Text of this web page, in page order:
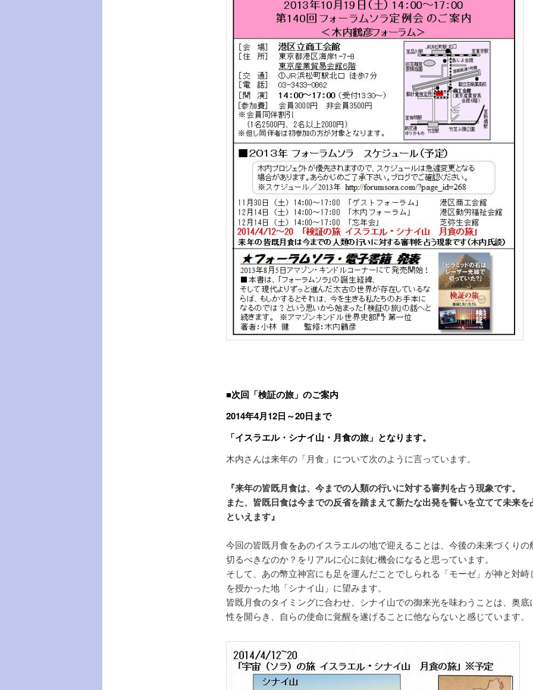
■次回「検証の旅」のご案内
2014年4月12日～20日まで
「イスラエル・シナイ山・月食の旅」となります。
木内さんは来年の「月食」について次のように言っています。
『来年の皆既月食は、今までの人類の行いに対する審判を占う現象です。
また、皆既日食は今までの反省を踏まえて新たな出発を誓いを立てて未来を
といえます』
今回の皆既月食をあのイスラエルの地で迎えることは、今後の未来づくりの
切るべきなのか？をリアルに心に刻む機会になると思っています。
そして、あの幣立神宮にも足を運んだことでしられる「モーゼ」が神と対峙
を授かった地「シナイ山」に望みます。
皆既月食のタイミングに合わせ、シナイ山での御来光を味わうことは、奥底
性を開らき、自らの使命に覚醒を遂げることに他ならないと感じています。